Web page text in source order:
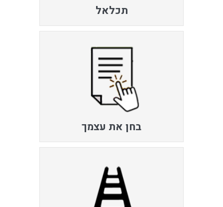
תכלאל
בחן את עצמך